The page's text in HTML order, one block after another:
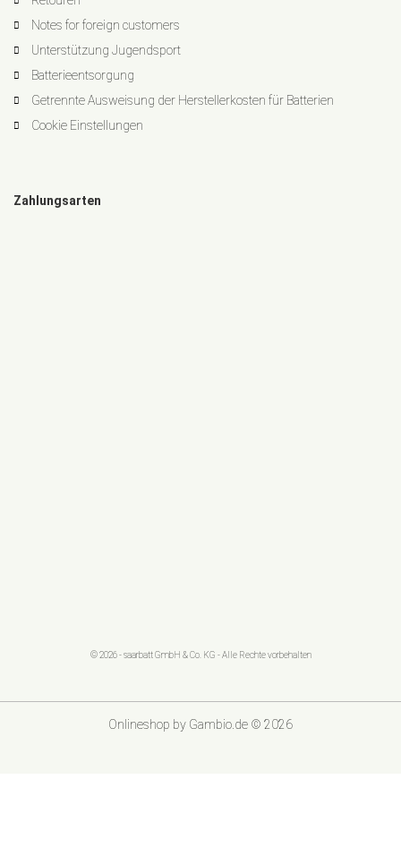
Notes for foreign customers
Unterstützung Jugendsport
Batterieentsorgung
Getrennte Ausweisung der Herstellerkosten für Batterien
Cookie Einstellungen
Zahlungsarten
© 2026 - saarbatt GmbH & Co. KG - Alle Rechte vorbehalten
Onlineshop by Gambio.de © 2026